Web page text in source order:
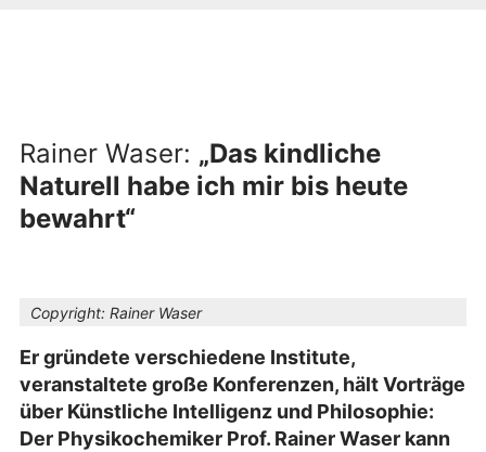
Rainer Waser: „Das kindliche
Naturell habe ich mir bis heute
bewahrt“
Copyright: Rainer Waser
Er gründete verschiedene Institute,
veranstaltete große Konferenzen, hält Vorträge
über Künstliche Intelligenz und Philosophie:
Der Physikochemiker Prof. Rainer Waser kann